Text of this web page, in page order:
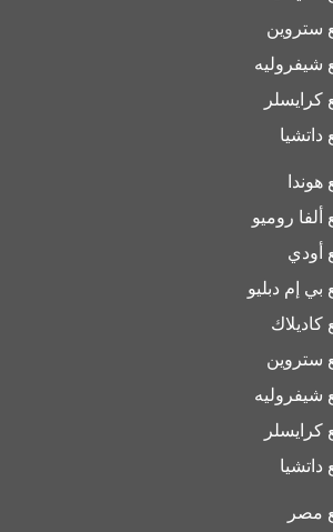
ستروين
شيفروليه
كرايسلر
داتشيا
هوندا
ألفا روميو
أودي
بي إم دبليو
كاديلاك
ستروين
شيفروليه
كرايسلر
داتشيا
مصر